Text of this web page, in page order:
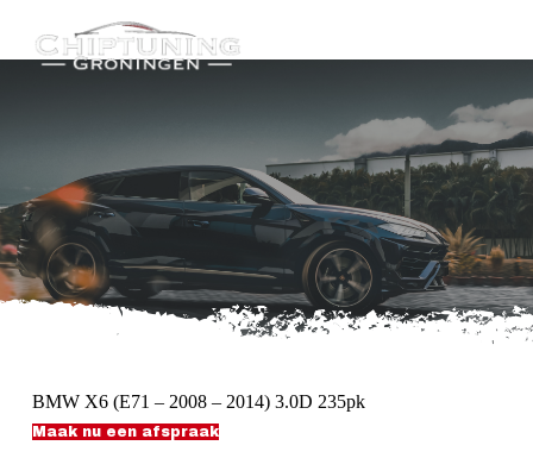
n
i
n
h
u
d
BMW X6 (E71 – 2008 – 2014) 3.0D 235pk
Maak nu een afspraak